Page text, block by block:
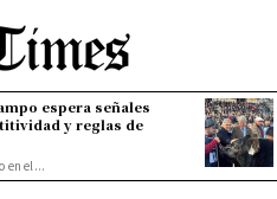
espera señales
y reglas de
en el...